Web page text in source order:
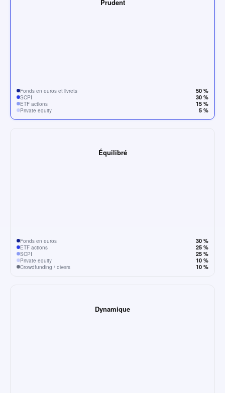
Prudent
Fonds en euros et livrets 50 %
SCPI 30 %
ETF actions 15 %
Private equity 5 %
Équilibré
Fonds en euros 30 %
ETF actions 25 %
SCPI 25 %
Private equity 10 %
Crowdfunding / divers 10 %
Dynamique